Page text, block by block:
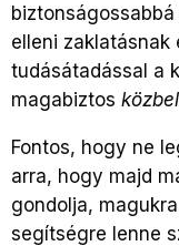
elleni zaklatásnak
tudásátadással a
magabiztos
Fontos, hogy ne
arra, hogy majd
gondolja,
segítségre lenne